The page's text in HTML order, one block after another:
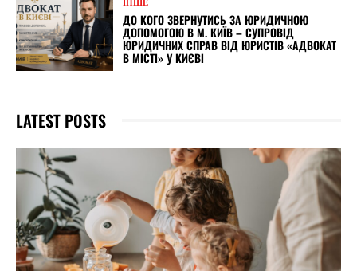
ІНШЕ
ДО КОГО ЗВЕРНУТИСЬ ЗА ЮРИДИЧНОЮ
ДОПОМОГОЮ В М. КИЇВ – СУПРОВІД
ЮРИДИЧНИХ СПРАВ ВІД ЮРИСТІВ «АДВОКАТ
В МІСТІ» У КИЄВІ
LATEST POSTS